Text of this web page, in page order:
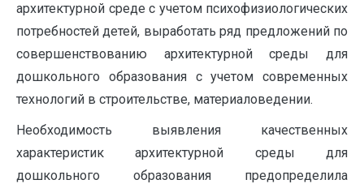
архитектурной среде с учетом психофизиологических
потребностей детей, выработать ряд предложений по
совершенствованию архитектурной среды для
дошкольного образования с учетом современных
технологий в строительстве, материаловедении.
Необходимость выявления качественных
характеристик архитектурной среды для
дошкольного образования предопределила